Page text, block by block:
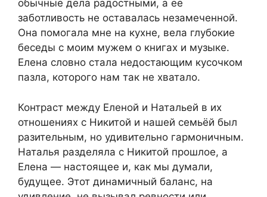
обычные дела радостными, а её
заботливость не оставалась незамеченной.
Она помогала мне на кухне, вела глубокие
беседы с моим мужем о книгах и музыке.
Елена словно стала недостающим кусочком
пазла, которого нам так не хватало.
Контраст между Еленой и Натальей в их
отношениях с Никитой и нашей семьёй был
разительным, но удивительно гармоничным.
Наталья разделяла с Никитой прошлое, а
Елена — настоящее и, как мы думали,
будущее. Этот динамичный баланс, на